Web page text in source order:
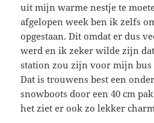
uit mijn warme nestje te
afgelopen week ben ik zelfs
opgestaan. Dit omdat er dus
werd en ik zeker wilde zijn
station zou zijn voor mijn bus
Dat is trouwens best een
snowboots door een 40 cm
het ziet er ook zo lekker